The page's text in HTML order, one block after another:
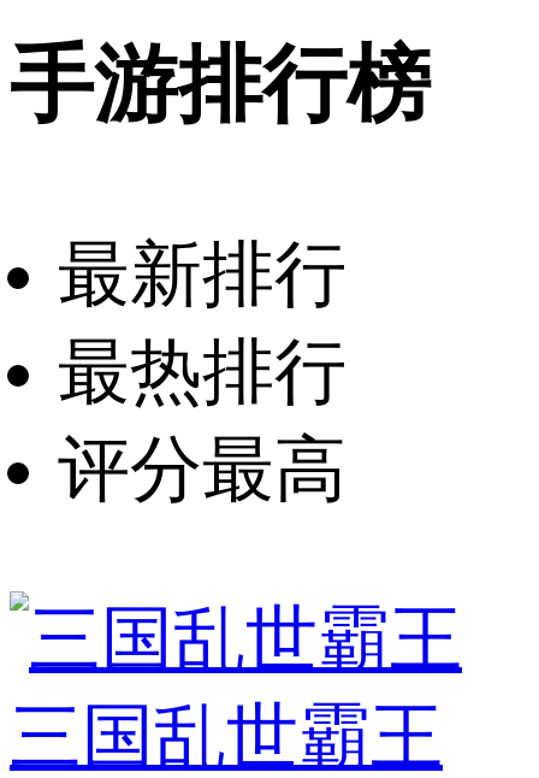
手游排行榜
最新排行
最热排行
评分最高
三国乱世霸王